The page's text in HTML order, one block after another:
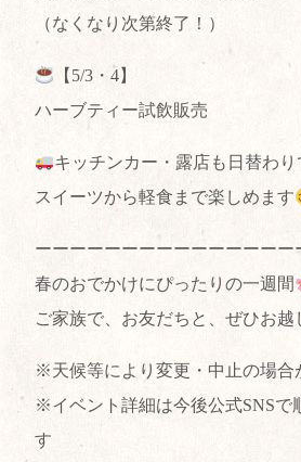
（なくなり次第終了！）
【5/3・4】
ハーブティー試飲販売
キッチンカー・露店も日替わり
スイーツから軽食まで楽しめます
ーーーーーーーーーーーーーーー
春のおでかけにぴったりの一週間
ご家族で、お友だちと、ぜひお越
※天候等により変更・中止の場合
※イベント詳細は今後公式SNSで
す